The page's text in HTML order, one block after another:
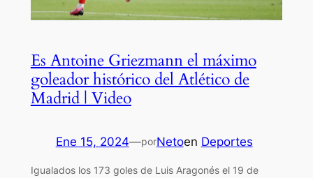
Es Antoine Griezmann el máximo
goleador histórico del Atlético de
Madrid | Video
Ene 15, 2024—porNetoen Deportes
Igualados los 173 goles de Luis Aragonés el 19 de